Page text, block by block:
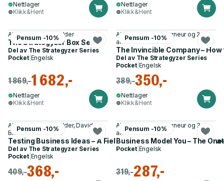
Nettlager
Klikk&Hent
Nettlager
Klikk&Hent
Pensum -10%
Alexander Osterwalder
The Strategyzer Box Set
Del av The Strategyzer Series
Pocket| Engelsk
1 869,-1 682,-
Nettlager
Klikk&Hent
Pensum -10%
Alan Smith, Yves Pigneur og 2
andre
The Invincible Company –
Del av The Strategyzer Series
Pocket| Engelsk
389,-350,-
Nettlager
Klikk&Hent
Pensum -10%
Alexander Osterwalder, David J.
Bland
Testing Business Ideas – A Field Guide for Rapid
Del av The Strategyzer Series
Pocket| Engelsk
409,-368,-
Pensum -10%
Alan Smith, Yves Pigneur og 3
andre
Business Model You – The
Pocket| Engelsk
319,-287,-